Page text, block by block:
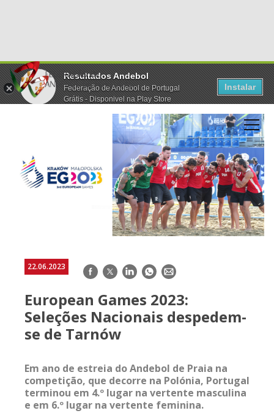
Resultados Andebol
Federação de Andebol de Portugal
Grátis - Disponivel na Play Store
Instalar
22.06.2023 Facebook
TwitterLinkedInWhatsApp
E-
European Games 2023:
Seleções Nacionais despedem-
se de Tarnów
Em ano de estreia do Andebol de Praia na
competição, que decorre na Polónia, Portugal
terminou em 4.º lugar na vertente masculina
e em 6.º lugar na vertente feminina.